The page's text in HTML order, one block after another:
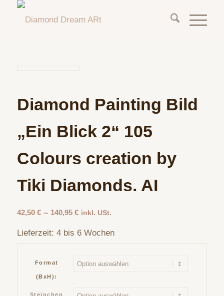
Diamond Painting Bild
„Ein Blick 2“ 105
Colours creation by
Tiki Diamonds. AI
42,50 €– 140,95 € inkl. USt.
Lieferzeit: 4 bis 6 Wochen
Format
(BxH):
Steinchen